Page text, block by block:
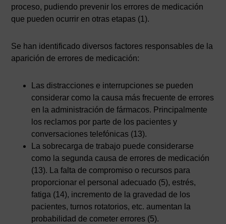
proceso, pudiendo prevenir los errores de medicación
que pueden ocurrir en otras etapas (1).
Se han identificado diversos factores responsables de la
aparición de errores de medicación:
Las distracciones e interrupciones se pueden
considerar como la causa más frecuente de errores
en la administración de fármacos. Principalmente
los reclamos por parte de los pacientes y
conversaciones telefónicas (13).
La sobrecarga de trabajo puede considerarse
como la segunda causa de errores de medicación
(13). La falta de compromiso o recursos para
proporcionar el personal adecuado (5), estrés,
fatiga (14), incremento de la gravedad de los
pacientes, turnos rotatorios, etc. aumentan la
probabilidad de cometer errores (5).